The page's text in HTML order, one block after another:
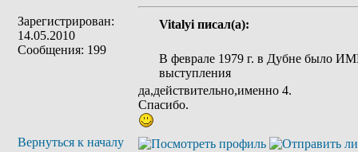
Зарегистрирован:
14.05.2010
Сообщения: 199
Vitalyi писал(а):
В феврале 1979 г. в Дубне было
выступления
да,действительно,именно 4.
Спасибо.
Вернуться к началу